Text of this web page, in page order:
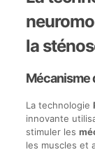
la
Mécanisme
La technologie
innovante
stimuler les
les muscles et